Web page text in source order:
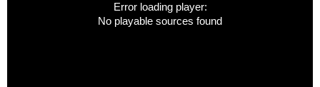
Error loading player:
No playable sources found